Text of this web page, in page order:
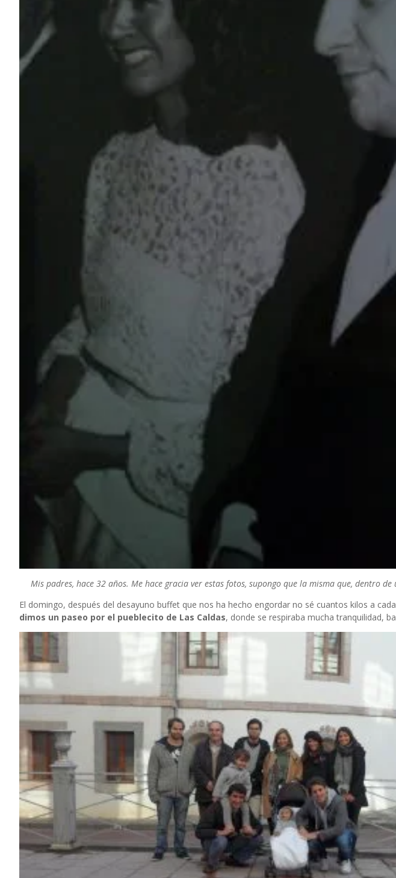
Mis padres, hace 32 años. Me hace gracia ver estas fotos, supongo que la misma que, dentro
El domingo, después del desayuno buffet que nos ha hecho engordar no sé cuantos kilos a
dimos un paseo por el pueblecito de Las Caldas, donde se respiraba mucha tranquilidad,